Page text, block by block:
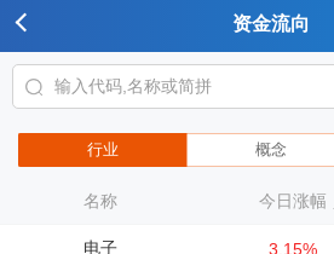
资金流向
行业 概念
名称 今日涨幅
电子 3.15%